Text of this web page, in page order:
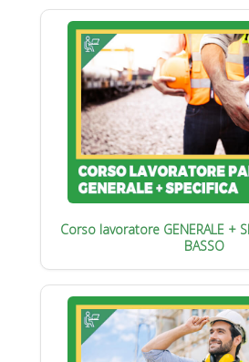
Corso lavoratore GENERALE +
BASSO